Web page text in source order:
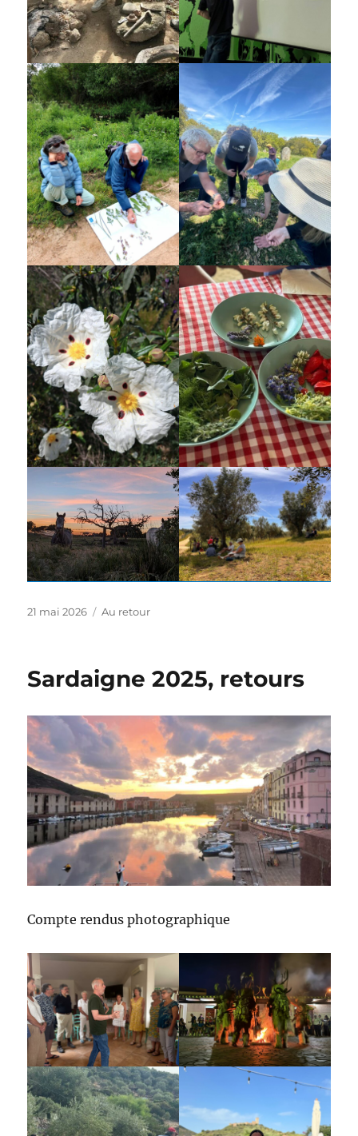
Publié
21 mai 2026 Catégories
Au retour
Sardaigne 2025, retours
Compte rendus photographique